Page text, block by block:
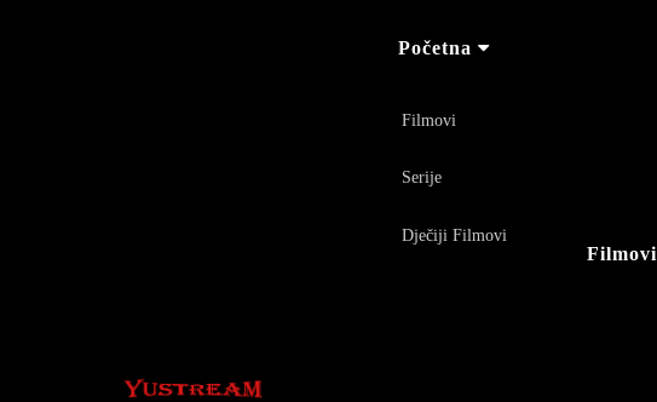
Početna
Filmovi
Serije
Dječiji Filmovi
Filmovi